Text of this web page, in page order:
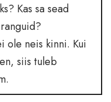
Kas sa sead
ole neis kinni. Kui
siis tuleb